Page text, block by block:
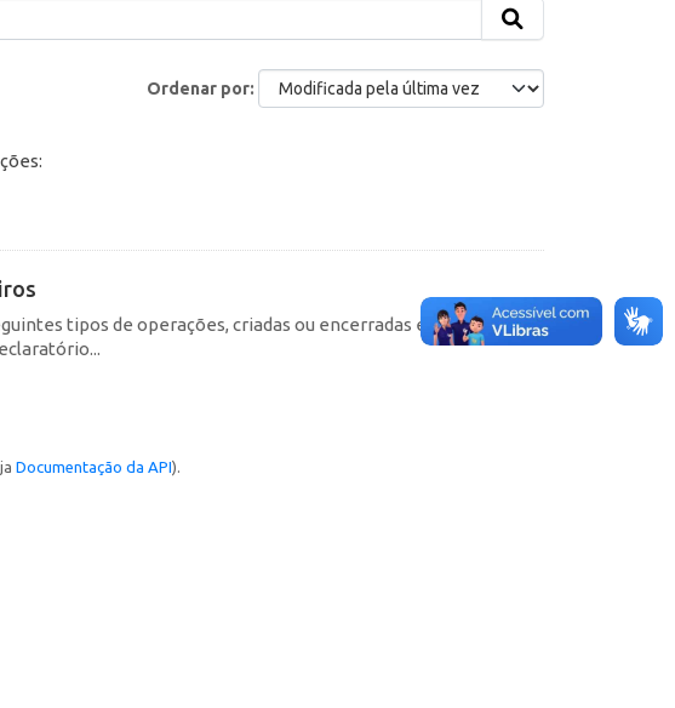
Ordenar por
tipos de operações, criadas ou encerradas em cada
Documentação da API).